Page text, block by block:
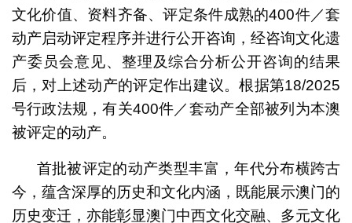
文化价值、资料齐备、评定条件成熟的400件／套
动产启动评定程序并进行公开咨询，经咨询文化遗
产委员会意见、整理及综合分析公开咨询的结果
后，对上述动产的评定作出建议。根据第18/2025
号行政法规，有关400件／套动产全部被列为本澳
被评定的动产。
首批被评定的动产类型丰富，年代分布横跨古
今，蕴含深厚的历史和文化内涵，既能展示澳门的
历史变迁，亦能彰显澳门中西文化交融、多元文化